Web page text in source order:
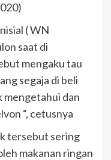
( WN
saat di
mengaku tau
segaja di beli
mengetahui dan
“, cetusnya
tersebut sering
makanan ringan